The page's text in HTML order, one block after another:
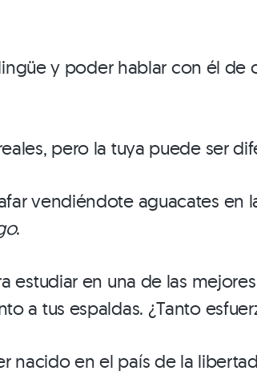
y poder hablar con él
pero la tuya puede ser
vendiéndote aguacates en
.
estudiar en una de las
a tus espaldas. ¿Tanto
nacido en el país de la